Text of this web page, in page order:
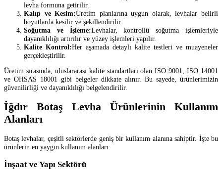
levha formuna getirilir.
Kalıp ve Kesim:Üretim planlarına uygun olarak, levhalar belirli
boyutlarda kesilir ve şekillendirilir.
Soğutma ve İşleme:Levhalar, kontrollü soğutma işlemleriyle
dayanıklılığı artırılır ve yüzey işlemleri yapılır.
Kalite Kontrol:Her aşamada detaylı kalite testleri ve muayeneler
gerçekleştirilir.
Üretim sırasında, uluslararası kalite standartları olan ISO 9001, ISO 14001
ve OHSAS 18001 gibi belgeler dikkate alınır. Bu sayede, ürünlerimizin
güvenilirliği ve dayanıklılığı belgelendirilir.
İğdır Botaş Levha Ürünlerinin Kullanım
Alanları
Botaş levhalar, çeşitli sektörlerde geniş bir kullanım alanına sahiptir. İşte bu
ürünlerin en yaygın kullanım alanları:
İnşaat ve Yapı Sektörü